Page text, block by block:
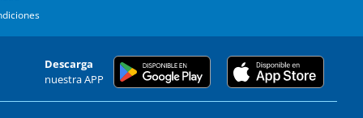
Descarga
nuestra APP